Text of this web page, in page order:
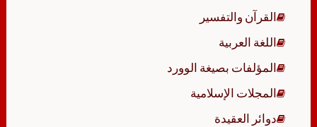
القرآن والتفسير
اللغة العربية
المؤلفات بصيغة الوورد
المجلات الإسلامية
دوائر العقيدة